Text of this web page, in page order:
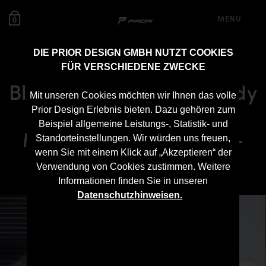
DIE PRIOR DESIGN GMBH NUTZT COOKIES
FÜR VERSCHIEDENE ZWECKE
Mit unseren Cookies möchten wir Ihnen das volle
Prior Design Erlebnis bieten. Dazu gehören zum
Beispiel allgemeine Leistungs-, Statistik- und
Standorteinstellungen. Wir würden uns freuen,
wenn Sie mit einem Klick auf „Akzeptieren“ der
Verwendung von Cookies zustimmen. Weitere
Informationen finden Sie in unseren
Datenschutzhinweisen.
0 MENU
Black Edition V2 Widebody
Aerodynamik-Kit für
Mercedes CL C216 Pre-
Facelift